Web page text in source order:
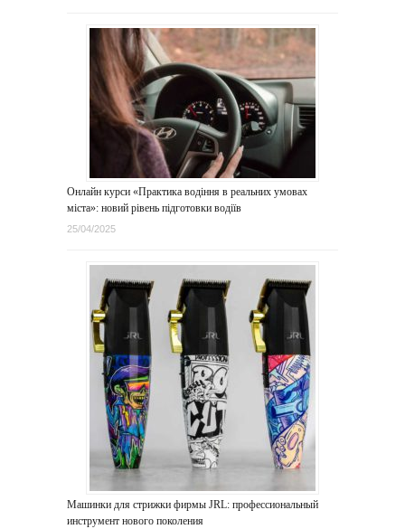
Онлайн курси «Практика водіння в реальних умовах
міста»: новий рівень підготовки водіїв
25/04/2025
Машинки для стрижки фирмы JRL: профессиональный
инструмент нового поколения